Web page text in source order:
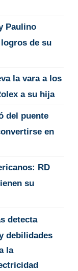
Paulino
de su
la vara a los
a su hija
del puente
en
RD
su
detecta
debilidades
la